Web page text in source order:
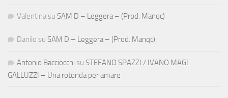
Valentina su SAM D – Leggera – (Prod. Manqc)
Danilo su SAM D – Leggera – (Prod. Manqc)
Antonio Bacciocchi su STEFANO SPAZZI / IVANO MAGI
GALLUZZI – Una rotonda per amare